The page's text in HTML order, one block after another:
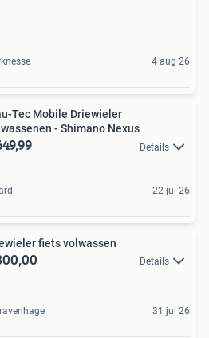
4 aug 26
Tec Mobile Driewieler
- Shimano Nexus
Details
22 jul 26
fiets volwassen
Details
31 jul 26